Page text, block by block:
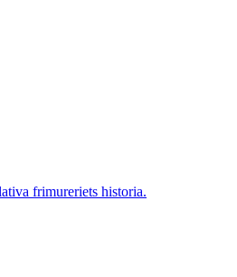
frimureriets historia.